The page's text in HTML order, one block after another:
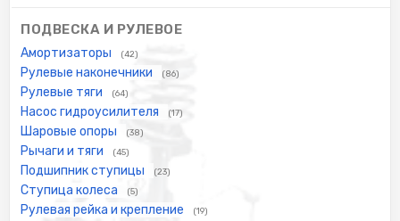
ПОДВЕСКА И РУЛЕВОЕ
Амортизаторы (42)
Рулевые наконечники (86)
Рулевые тяги (64)
Насос гидроусилителя (17)
Шаровые опоры (38)
Рычаги и тяги (45)
Подшипник ступицы (23)
Ступица колеса (5)
Рулевая рейка и крепление (19)